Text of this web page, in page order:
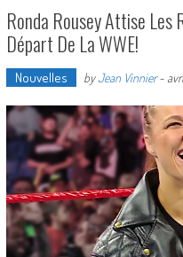
Ronda Rousey Attise Les
Départ De La WWE!
Nouvelles byJean Vinnier-